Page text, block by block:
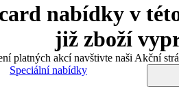
nabídky v
již zboží
platných akcí navštivte naši Akční
Speciální nabídky